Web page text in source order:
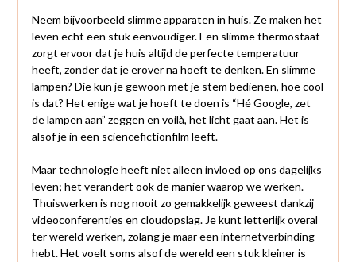
Neem bijvoorbeeld slimme apparaten in huis. Ze maken het
leven echt een stuk eenvoudiger. Een slimme thermostaat
zorgt ervoor dat je huis altijd de perfecte temperatuur
heeft, zonder dat je erover na hoeft te denken. En slimme
lampen? Die kun je gewoon met je stem bedienen, hoe cool
is dat? Het enige wat je hoeft te doen is “Hé Google, zet
de lampen aan” zeggen en voilà, het licht gaat aan. Het is
alsof je in een sciencefictionfilm leeft.
Maar technologie heeft niet alleen invloed op ons dagelijks
leven; het verandert ook de manier waarop we werken.
Thuiswerken is nog nooit zo gemakkelijk geweest dankzij
videoconferenties en cloudopslag. Je kunt letterlijk overal
ter wereld werken, zolang je maar een internetverbinding
hebt. Het voelt soms alsof de wereld een stuk kleiner is